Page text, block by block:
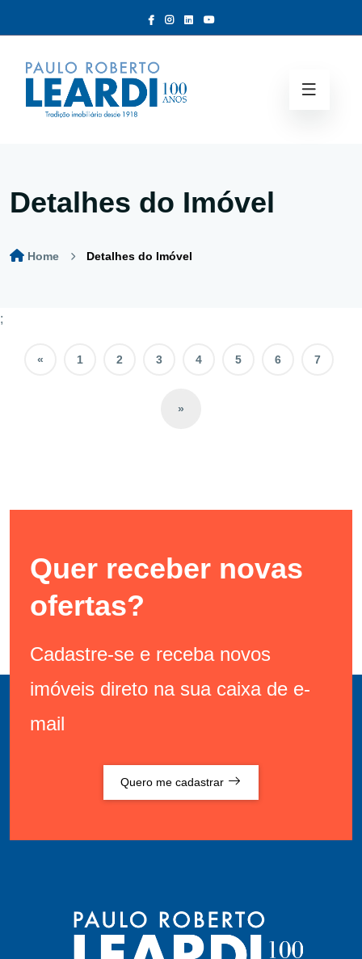
Detalhes do Imóvel
Home Detalhes do Imóvel
;
« 1 2 3 4 5 6 7
»
Quer receber novas
ofertas?
Cadastre-se e receba novos
imóveis direto na sua caixa de e-
mail
Quero me cadastrar